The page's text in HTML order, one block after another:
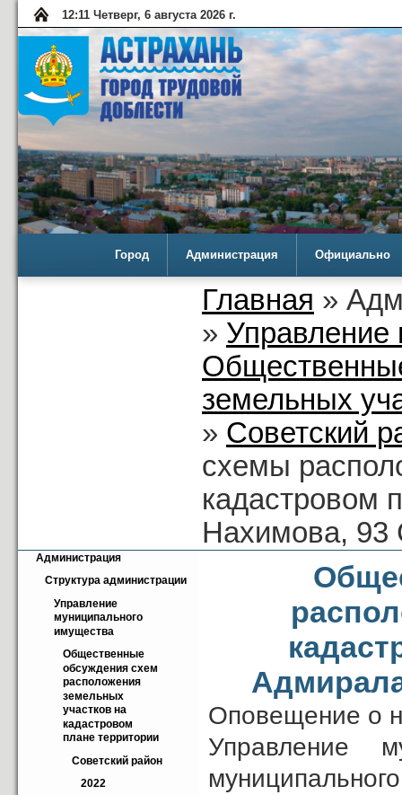
12:11 Четверг, 6 августа 2026 г.
Город Администрация Официально
Главная »
» Управление
земельных
» Советский
схемы
кадастровом
Нахимова, 93
Администрация
Структура администрации
Управление
муниципального
имущества
Общественные
обсуждения схем
расположения
земельных
участков на
кадастровом
плане территории
Советский район
2022
Оповещение о
Управление